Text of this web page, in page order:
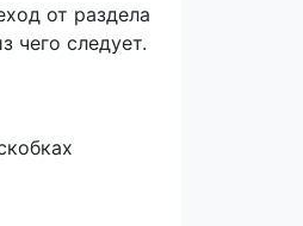
от раздела
чего следует.